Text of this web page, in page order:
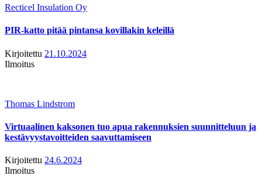
Recticel Insulation Oy
PIR-katto pitää pintansa kovillakin keleillä
Kirjoitettu 21.10.2024
Ilmoitus
Thomas Lindstrom
Virtuaalinen kaksonen tuo apua rakennuksien suunnitteluun ja
kestävyystavoitteiden saavuttamiseen
Kirjoitettu 24.6.2024
Ilmoitus